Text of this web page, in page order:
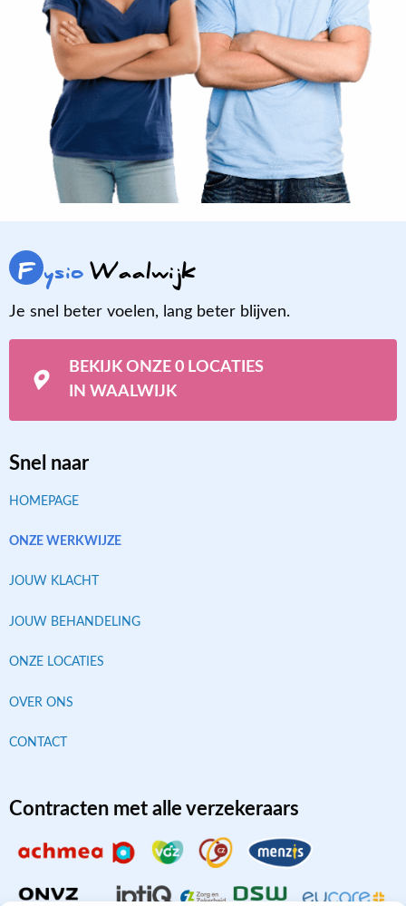
F ysioWaalwijk
Je snel beter voelen, lang beter blijven.
BEKIJK ONZE 0 LOCATIES
IN WAALWIJK
Snel naar
HOMEPAGE
ONZE WERKWIJZE
JOUW KLACHT
JOUW BEHANDELING
ONZE LOCATIES
OVER ONS
CONTACT
Contracten met alle verzekeraars